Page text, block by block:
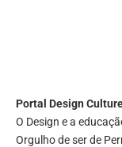
Portal Design
O Design e a
Orgulho de ser de